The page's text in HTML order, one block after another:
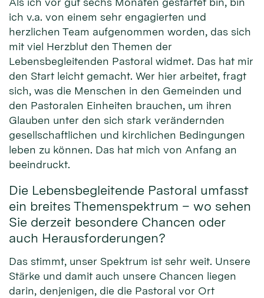
ich v.a. von einem sehr engagierten und
herzlichen Team aufgenommen worden, das sich
mit viel Herzblut den Themen der
Lebensbegleitenden Pastoral widmet. Das hat mir
den Start leicht gemacht. Wer hier arbeitet, fragt
sich, was die Menschen in den Gemeinden und
den Pastoralen Einheiten brauchen, um ihren
Glauben unter den sich stark verändernden
gesellschaftlichen und kirchlichen Bedingungen
leben zu können. Das hat mich von Anfang an
beeindruckt.
Die Lebensbegleitende Pastoral umfasst
ein breites Themenspektrum – wo sehen
Sie derzeit besondere Chancen oder
auch Herausforderungen?
Das stimmt, unser Spektrum ist sehr weit. Unsere
Stärke und damit auch unsere Chancen liegen
darin, denjenigen, die die Pastoral vor Ort